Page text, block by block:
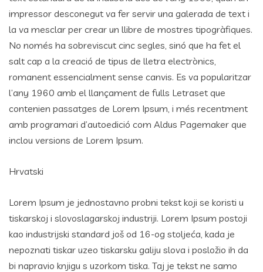
impressor desconegut va fer servir una galerada de text i
la va mesclar per crear un llibre de mostres tipogràfiques.
No només ha sobreviscut cinc segles, sinó que ha fet el
salt cap a la creació de tipus de lletra electrònics,
romanent essencialment sense canvis. Es va popularitzar
l’any 1960 amb el llançament de fulls Letraset que
contenien passatges de Lorem Ipsum, i més recentment
amb programari d’autoedició com Aldus Pagemaker que
inclou versions de Lorem Ipsum.
Hrvatski
Lorem Ipsum je jednostavno probni tekst koji se koristi u
tiskarskoj i slovoslagarskoj industriji. Lorem Ipsum postoji
kao industrijski standard još od 16-og stoljeća, kada je
nepoznati tiskar uzeo tiskarsku galiju slova i posložio ih da
bi napravio knjigu s uzorkom tiska. Taj je tekst ne samo